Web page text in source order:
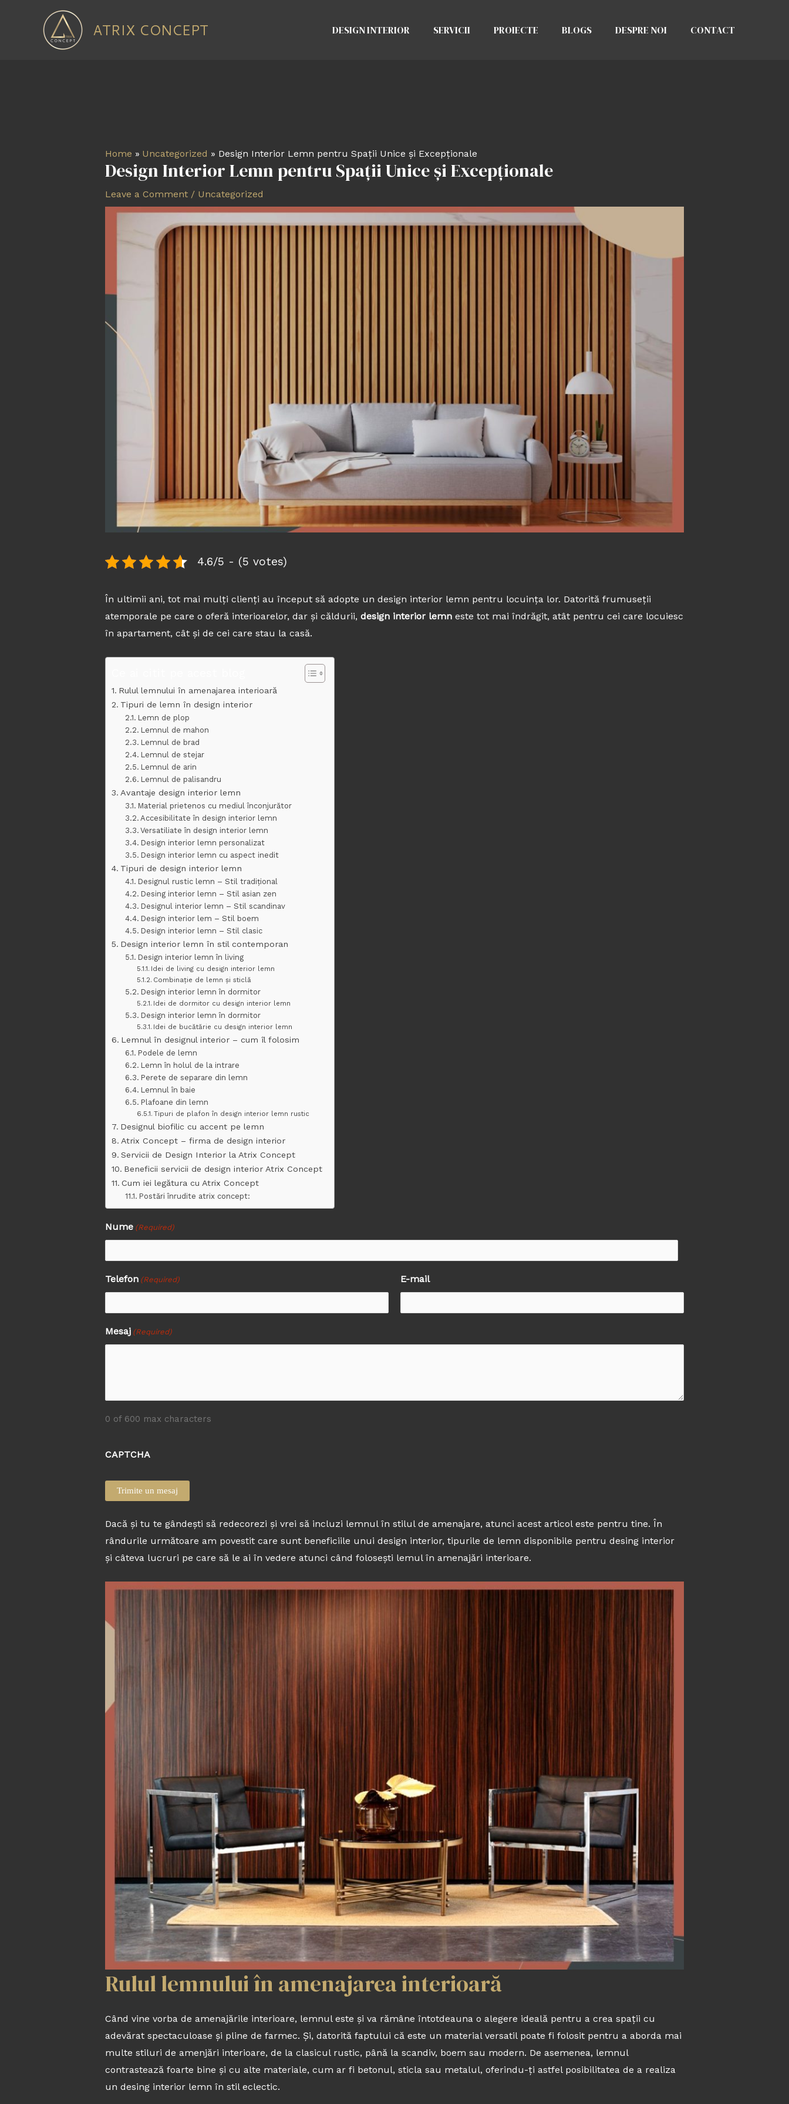
ATRIX CONCEPT DESIGN INTERIOR SERVICII PROIECTE BLOGS DESPRE NOI CONTACT
Home Uncategorized Design Interior Lemn pentru Spații Unice și Excepționale
Design Interior Lemn pentru Spații Unice și Excepționale
Leave a Comment / Uncategorized
4.6/5 - (5 votes)
În ultimii ani, tot mai mulți clienți au început să adopte un design interior lemn pentru locuința lor. Datorită frumuseții
atemporale pe care o oferă interioarelor, dar și căldurii, design interior lemn este tot mai îndrăgit, atât pentru cei care locuiesc
în apartament, cât și de cei care stau la casă.
Rulul lemnului în amenajarea interioară
Tipuri de lemn în design interior
Lemn de plop
Lemnul de mahon
Lemnul de brad
Lemnul de stejar
Lemnul de arin
Lemnul de palisandru
Avantaje design interior lemn
Material prietenos cu mediul înconjurător
Accesibilitate în design interior lemn
Versatiliate în design interior lemn
Design interior lemn personalizat
Design interior lemn cu aspect inedit
Tipuri de design interior lemn
Designul rustic lemn – Stil tradițional
Desing interior lemn – Stil asian zen
Designul interior lemn – Stil scandinav
Design interior lem – Stil boem
Design interior lemn – Stil clasic
Design interior lemn în stil contemporan
Design interior lemn în living
Idei de living cu design interior lemn
Combinație de lemn și sticlă
Design interior lemn în dormitor
Idei de dormitor cu design interior lemn
Design interior lemn în dormitor
Idei de bucătărie cu design interior lemn
Lemnul în designul interior – cum îl folosim
Podele de lemn
Lemn în holul de la intrare
Perete de separare din lemn
Lemnul în baie
Plafoane din lemn
Tipuri de plafon în design interior lemn rustic
Designul biofilic cu accent pe lemn
Atrix Concept – firma de design interior
Servicii de Design Interior la Atrix Concept
Beneficii servicii de design interior Atrix Concept
Cum iei legătura cu Atrix Concept
Postări înrudite atrix concept:
Nume (Required)
First
Telefon (Required) E-mail
Mesaj (Required)
0 of 600 max characters
CAPTCHA
Dacă și tu te gândești să redecorezi și vrei să incluzi lemnul în stilul de amenajare, atunci acest articol este pentru tine. În
rândurile următoare am povestit care sunt beneficiile unui design interior, tipurile de lemn disponibile pentru desing interior
și câteva lucruri pe care să le ai în vedere atunci când folosești lemul în amenajări interioare.
Rulul lemnului în amenajarea interioară
Când vine vorba de amenajările interioare, lemnul este și va rămâne întotdeauna o alegere ideală pentru a crea spații cu
adevărat spectaculoase și pline de farmec. Și, datorită faptului că este un material versatil poate fi folosit pentru a aborda mai
multe stiluri de amenjări interioare, de la clasicul rustic, până la scandiv, boem sau modern. De asemenea, lemnul
contrastează foarte bine și cu alte materiale, cum ar fi betonul, sticla sau metalul, oferindu-ți astfel posibilitatea de a realiza
un desing interior lemn în stil eclectic.